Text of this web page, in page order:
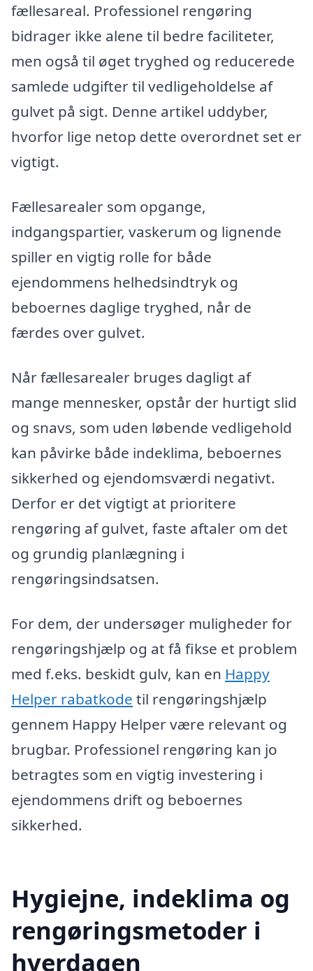
fællesareal. Professionel rengøring
bidrager ikke alene til bedre faciliteter,
men også til øget tryghed og reducerede
samlede udgifter til vedligeholdelse af
gulvet på sigt. Denne artikel uddyber,
hvorfor lige netop dette overordnet set er
vigtigt.
Fællesarealer som opgange,
indgangspartier, vaskerum og lignende
spiller en vigtig rolle for både
ejendommens helhedsindtryk og
beboernes daglige tryghed, når de
færdes over gulvet.
Når fællesarealer bruges dagligt af
mange mennesker, opstår der hurtigt slid
og snavs, som uden løbende vedligehold
kan påvirke både indeklima, beboernes
sikkerhed og ejendomsværdi negativt.
Derfor er det vigtigt at prioritere
rengøring af gulvet, faste aftaler om det
og grundig planlægning i
rengøringsindsatsen.
For dem, der undersøger muligheder for
rengøringshjælp og at få fikse et problem
med f.eks. beskidt gulv, kan en Happy
Helper rabatkode til rengøringshjælp
gennem Happy Helper være relevant og
brugbar. Professionel rengøring kan jo
betragtes som en vigtig investering i
ejendommens drift og beboernes
sikkerhed.
Hygiejne, indeklima og
rengøringsmetoder i
hverdagen